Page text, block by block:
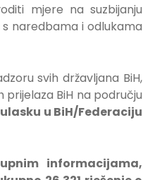
mjere na suzbijanju
s naredbama i odlukama
svih državljana BiH,
BiH na području
u BiH/Federaciju
informacijama,